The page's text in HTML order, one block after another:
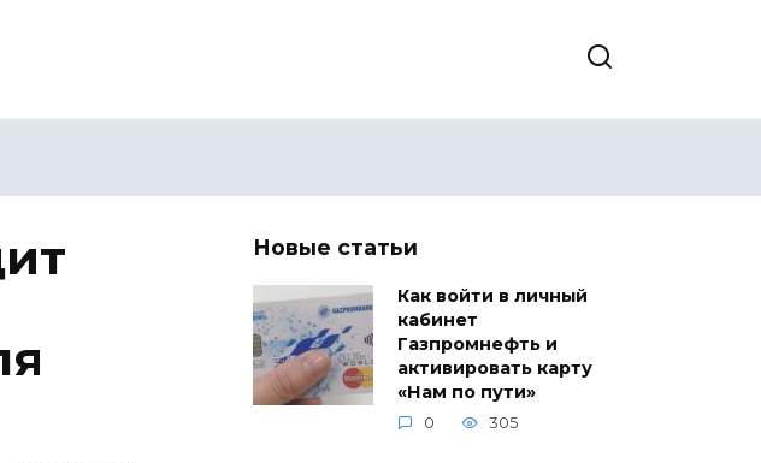
Новые статьи
Как войти в личный
кабинет
Газпромнефть и
активировать карту
«Нам по пути»
0 305